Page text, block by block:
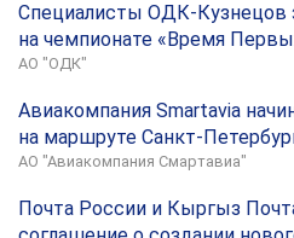
Специалисты ОДК-Кузнецов
на чемпионате «Время
АО "ОДК"
Авиакомпания Smartavia
на маршруте Санкт-
АО "Авиакомпания Смартавиа"
Почта России и Кыргыз